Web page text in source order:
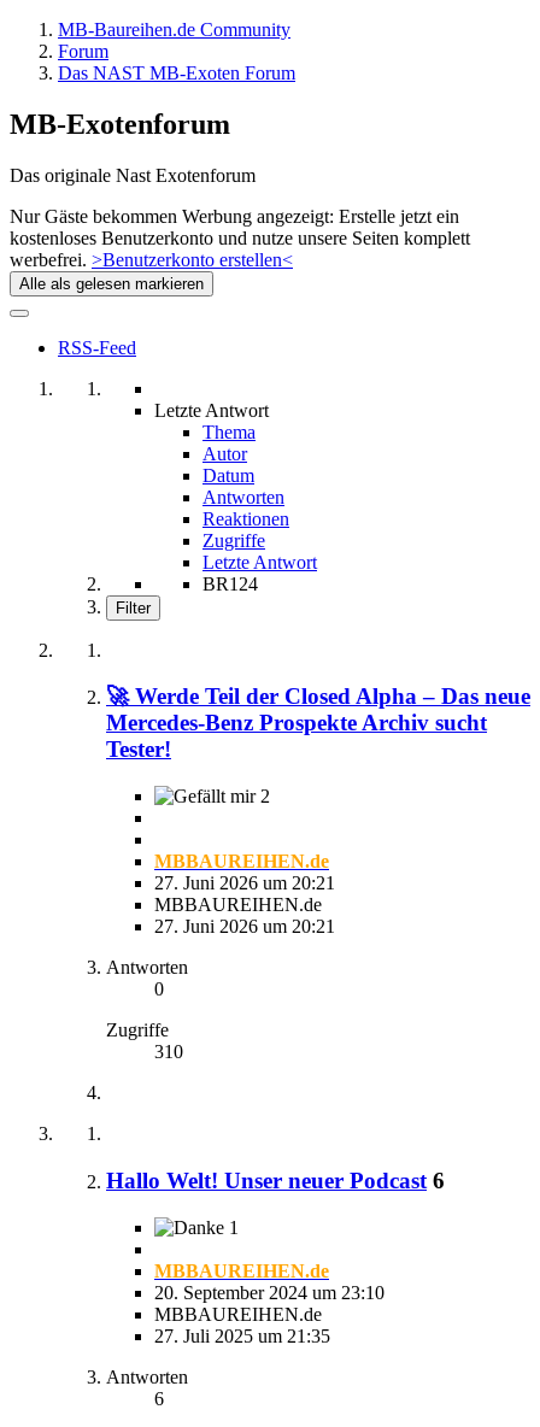
MB-Baureihen.de Community
Forum
Das NAST MB-Exoten Forum
MB-Exotenforum
Das originale Nast Exotenforum
Nur Gäste bekommen Werbung angezeigt: Erstelle jetzt ein
kostenloses Benutzerkonto und nutze unsere Seiten komplett
werbefrei. >Benutzerkonto erstellen<
Alle als gelesen markieren
RSS-Feed
Letzte Antwort
Thema
Autor
Datum
Antworten
Reaktionen
Zugriffe
Letzte Antwort
BR124
Filter
🚀 Werde Teil der Closed Alpha – Das neue
Mercedes-Benz Prospekte Archiv sucht
Tester!
2
MBBAUREIHEN.de
27. Juni 2026 um 20:21
MBBAUREIHEN.de
27. Juni 2026 um 20:21
Antworten
0
Zugriffe
310
Hallo Welt! Unser neuer Podcast 6
1
MBBAUREIHEN.de
20. September 2024 um 23:10
MBBAUREIHEN.de
27. Juli 2025 um 21:35
Antworten
6